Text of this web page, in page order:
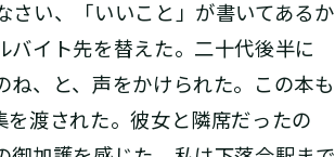
さい、「いいこと」が書いてあるか
バイト先を替えた。二十代後半に
、と、声をかけられた。この本も
渡された。彼女と隣席だったの